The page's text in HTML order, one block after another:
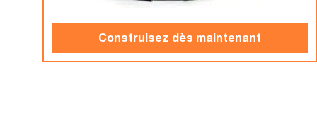
Construisez dès maintenant